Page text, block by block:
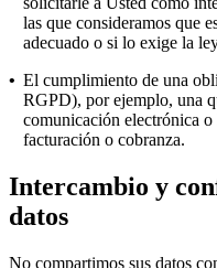
las que consideramos que
adecuado o si lo exige la
• El cumplimiento de una
RGPD), por ejemplo, una
comunicación electrónica
facturación o cobranza.
Intercambio y
datos
No compartimos sus datos